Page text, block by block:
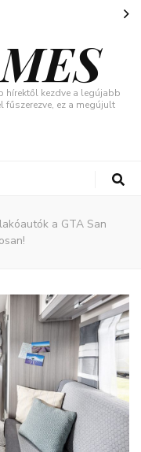
hírektől kezdve a legújabb
ez a megújult
a GTA San